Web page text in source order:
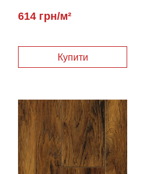
614 грн/м²